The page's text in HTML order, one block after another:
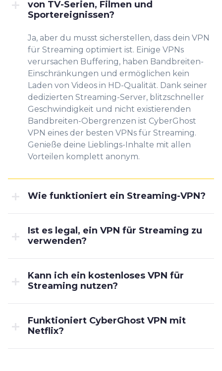
von TV-Serien, Filmen und
Sportereignissen?
Ja, aber du musst sicherstellen, dass dein VPN
für Streaming optimiert ist. Einige VPNs
verursachen Buffering, haben Bandbreiten-
Einschränkungen und ermöglichen kein
Laden von Videos in HD-Qualität. Dank seiner
dedizierten Streaming-Server, blitzschneller
Geschwindigkeit und nicht existierenden
Bandbreiten-Obergrenzen ist CyberGhost
VPN eines der besten VPNs für Streaming.
Genieße deine Lieblings-Inhalte mit allen
Vorteilen komplett anonym.
Wie funktioniert ein Streaming-VPN?
Ist es legal, ein VPN für Streaming zu
verwenden?
Kann ich ein kostenloses VPN für
Streaming nutzen?
Funktioniert CyberGhost VPN mit
Netflix?